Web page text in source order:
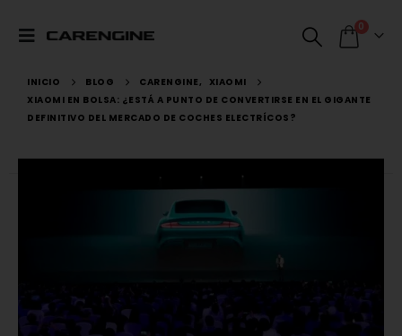
0
INICIO BLOG CARENGINE,
XIAOMI
XIAOMI EN BOLSA: ¿ESTÁ A PUNTO DE CONVERTIRSE EN EL GIGANTE
DEFINITIVO DEL MERCADO DE COCHES ELECTRÍCOS?